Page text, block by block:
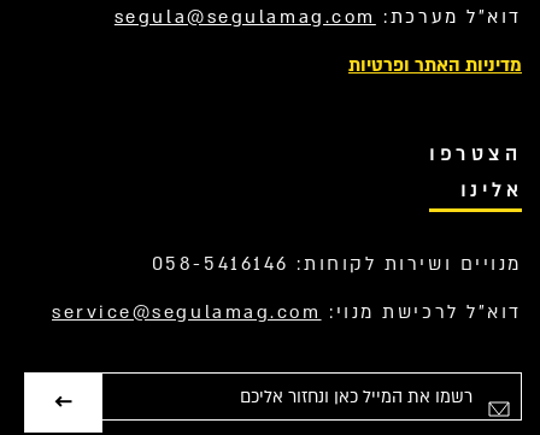
דוא”ל מערכת: segula@segulamag.com
מדיניות האתר ופרטיות
הצטרפו
אלינו
מנויים ושירות לקוחות: 058-5416146
דוא”ל לרכישת מנוי: service@segulamag.com
אימייל